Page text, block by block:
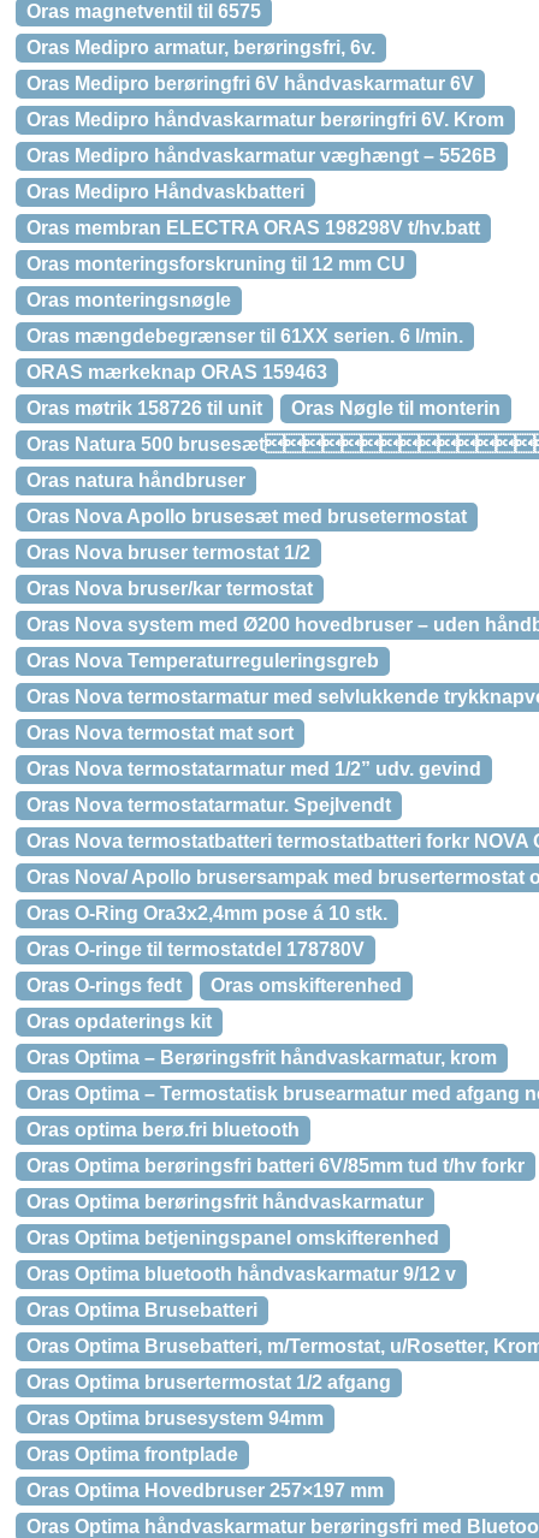
Oras magnetventil til 6575
Oras Medipro armatur, berøringsfri, 6v.
Oras Medipro berøringfri 6V håndvaskarmatur 6V
Oras Medipro håndvaskarmatur berøringfri 6V. Krom
Oras Medipro håndvaskarmatur væghængt – 5526B
Oras Medipro Håndvaskbatteri
Oras membran ELECTRA ORAS 198298V t/hv.batt
Oras monteringsforskruning til 12 mm CU
Oras monteringsnøgle
Oras mængdebegrænser til 61XX serien. 6 l/min.
ORAS mærkeknap ORAS 159463
Oras møtrik 158726 til unit
Oras Nøgle til monterin
Oras Natura 500
Oras natura håndbruser
Oras Nova Apollo brusesæt med brusetermostat
Oras Nova bruser termostat 1/2
Oras Nova bruser/kar termostat
Oras Nova system med Ø200 hovedbruser – uden
Oras Nova Temperaturreguleringsgreb
Oras Nova termostarmatur med selvlukkende
Oras Nova termostat mat sort
Oras Nova termostatarmatur med 1/2” udv. gevind
Oras Nova termostatarmatur. Spejlvendt
Oras Nova termostatbatteri termostatbatteri forkr NOVA
Oras Nova/ Apollo brusersampak med brusertermostat
Oras O-Ring Ora3x2,4mm pose á 10 stk.
Oras O-ringe til termostatdel 178780V
Oras O-rings fedt
Oras omskifterenhed
Oras opdaterings kit
Oras Optima – Berøringsfrit håndvaskarmatur, krom
Oras Optima – Termostatisk brusearmatur med afgang
Oras optima berø.fri bluetooth
Oras Optima berøringsfri batteri 6V/85mm tud t/hv forkr
Oras Optima berøringsfrit håndvaskarmatur
Oras Optima betjeningspanel omskifterenhed
Oras Optima bluetooth håndvaskarmatur 9/12 v
Oras Optima Brusebatteri
Oras Optima Brusebatteri, m/Termostat, u/Rosetter,
Oras Optima brusertermostat 1/2 afgang
Oras Optima brusesystem 94mm
Oras Optima frontplade
Oras Optima Hovedbruser 257×197 mm
Oras Optima håndvaskarmatur berøringsfri med